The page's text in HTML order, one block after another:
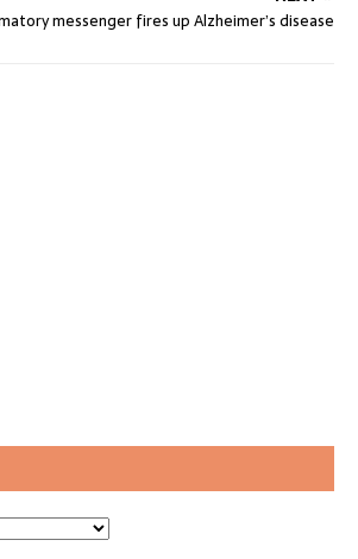
messenger fires up Alzheimer’s disease